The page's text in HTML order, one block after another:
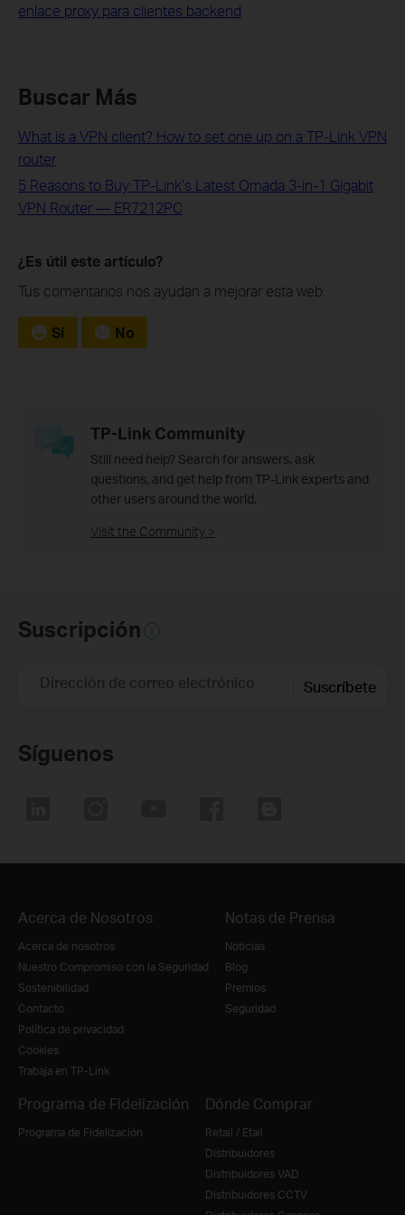
enlace proxy para clientes backend
Buscar Más
What is a VPN client? How to set one up on a TP-Link VPN
router
5 Reasons to Buy TP-Link’s Latest Omada 3-in-1 Gigabit
VPN Router — ER7212PC
¿Es útil este artículo?
Tus comentarios nos ayudan a mejorar esta web.
Sí No
TP-Link Community
Still need help? Search for answers, ask
questions, and get help from TP-Link experts and
other users around the world.
Visit the Community >
Suscripción
Dirección de correo electrónico Suscríbete
Síguenos
Acerca de Nosotros
Acerca de nosotros
Nuestro Compromiso con la Seguridad
Sostenibilidad
Contacto
Política de privacidad
Cookies
Trabaja en TP-Link
Notas de Prensa
Noticias
Blog
Premios
Seguridad
Programa de Fidelización
Programa de Fidelización
Dónde Comprar
Retail / Etail
Distribuidores
Distribuidores VAD
Distribuidores CCTV